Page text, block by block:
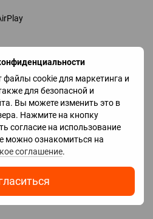
файлы cookie для маркетинга и
для безопасной и
Вы можете изменить это в
Нажмите на кнопку
согласие на использование
можно ознакомиться на
соглашение.